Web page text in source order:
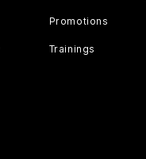
Promotions
Trainings